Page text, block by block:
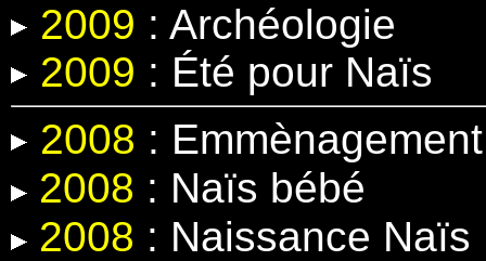
2009 : Archéologie
2009 : Été pour Naïs
2008 :
2008 : Naïs bébé
2008 : Naissance Naïs